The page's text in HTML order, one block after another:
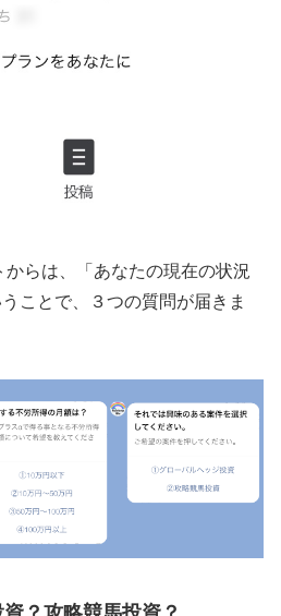
らは、「あなたの現在の状況
ことで、３つの質問が届きま